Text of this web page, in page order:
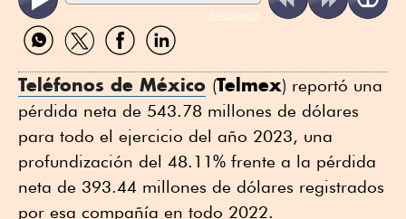
ReadSpeaker
Compartir
por
Compartir
por
Compartir
por
Compartir
por
Teléfonos de México (Telmex) reportó una
pérdida neta de 543.78 millones de dólares
para todo el ejercicio del año 2023, una
profundización del 48.11% frente a la pérdida
neta de 393.44 millones de dólares registrados
por esa compañía en todo 2022.